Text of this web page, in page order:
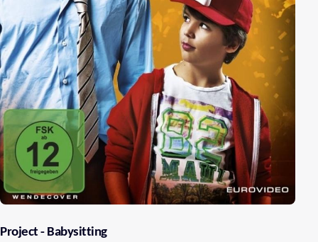
Project - Babysitting